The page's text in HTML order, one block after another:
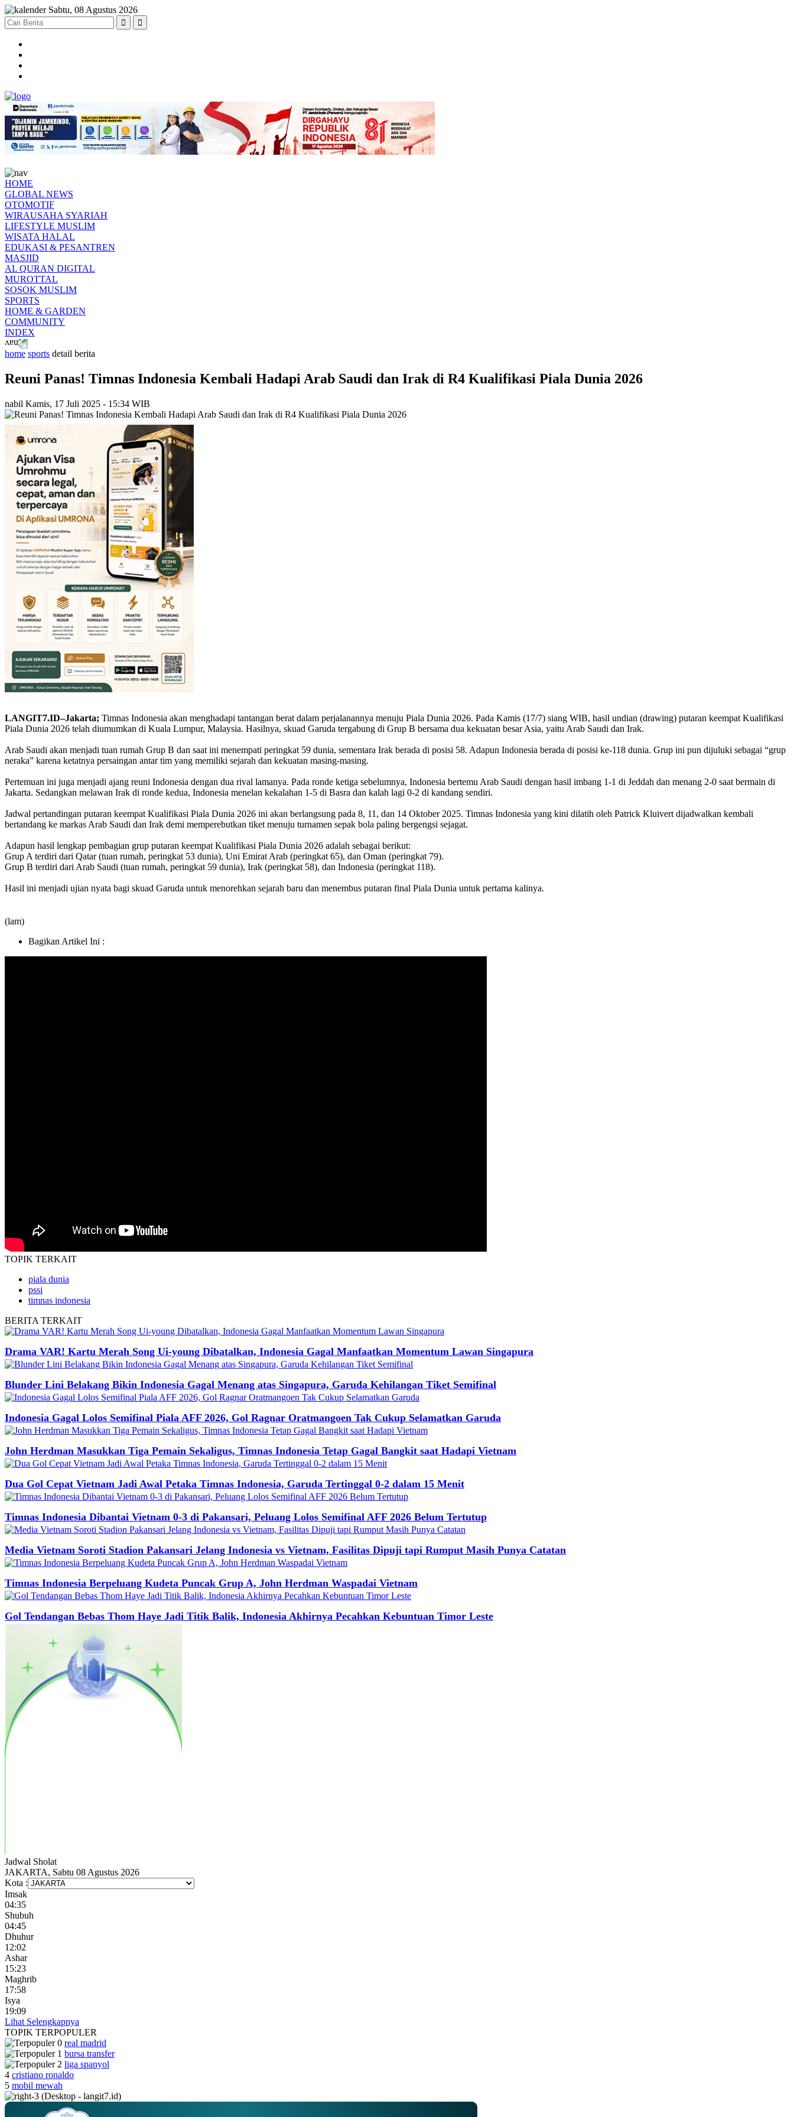
Sabtu, 08 Agustus 2026
HOME
GLOBAL NEWS
OTOMOTIF
WIRAUSAHA SYARIAH
LIFESTYLE MUSLIM
WISATA HALAL
EDUKASI & PESANTREN
MASJID
AL QURAN DIGITAL
MUROTTAL
SOSOK MUSLIM
SPORTS
HOME & GARDEN
COMMUNITY
INDEX
home sports detail berita
Reuni Panas! Timnas Indonesia Kembali Hadapi Arab Saudi dan Irak di R4 Kualifikasi Piala Dunia 2026
nabil Kamis, 17 Juli 2025 - 15:34 WIB
LANGIT7.ID–Jakarta; Timnas Indonesia akan menghadapi tantangan berat dalam perjalanannya menuju Piala Dunia 2026. Pada Kamis (17/7) siang WIB, hasil undian (drawing) putaran keempat Kualifikasi
Piala Dunia 2026 telah diumumkan di Kuala Lumpur, Malaysia. Hasilnya, skuad Garuda tergabung di Grup B bersama dua kekuatan besar Asia, yaitu Arab Saudi dan Irak.
Arab Saudi akan menjadi tuan rumah Grup B dan saat ini menempati peringkat 59 dunia, sementara Irak berada di posisi 58. Adapun Indonesia berada di posisi ke-118 dunia. Grup ini pun dijuluki sebagai “grup
neraka” karena ketatnya persaingan antar tim yang memiliki sejarah dan kekuatan masing-masing.
Pertemuan ini juga menjadi ajang reuni Indonesia dengan dua rival lamanya. Pada ronde ketiga sebelumnya, Indonesia bertemu Arab Saudi dengan hasil imbang 1-1 di Jeddah dan menang 2-0 saat bermain di
Jakarta. Sedangkan melawan Irak di ronde kedua, Indonesia menelan kekalahan 1-5 di Basra dan kalah lagi 0-2 di kandang sendiri.
Jadwal pertandingan putaran keempat Kualifikasi Piala Dunia 2026 ini akan berlangsung pada 8, 11, dan 14 Oktober 2025. Timnas Indonesia yang kini dilatih oleh Patrick Kluivert dijadwalkan kembali
bertandang ke markas Arab Saudi dan Irak demi memperebutkan tiket menuju turnamen sepak bola paling bergengsi sejagat.
Adapun hasil lengkap pembagian grup putaran keempat Kualifikasi Piala Dunia 2026 adalah sebagai berikut:
Grup A terdiri dari Qatar (tuan rumah, peringkat 53 dunia), Uni Emirat Arab (peringkat 65), dan Oman (peringkat 79).
Grup B terdiri dari Arab Saudi (tuan rumah, peringkat 59 dunia), Irak (peringkat 58), dan Indonesia (peringkat 118).
Hasil ini menjadi ujian nyata bagi skuad Garuda untuk menorehkan sejarah baru dan menembus putaran final Piala Dunia untuk pertama kalinya.
(lam)
Bagikan Artikel Ini :
TOPIK TERKAIT
piala dunia
pssi
timnas indonesia
BERITA TERKAIT
Drama VAR! Kartu Merah Song Ui-young Dibatalkan, Indonesia Gagal Manfaatkan Momentum Lawan Singapura
Blunder Lini Belakang Bikin Indonesia Gagal Menang atas Singapura, Garuda Kehilangan Tiket Semifinal
Indonesia Gagal Lolos Semifinal Piala AFF 2026, Gol Ragnar Oratmangoen Tak Cukup Selamatkan Garuda
John Herdman Masukkan Tiga Pemain Sekaligus, Timnas Indonesia Tetap Gagal Bangkit saat Hadapi Vietnam
Dua Gol Cepat Vietnam Jadi Awal Petaka Timnas Indonesia, Garuda Tertinggal 0-2 dalam 15 Menit
Timnas Indonesia Dibantai Vietnam 0-3 di Pakansari, Peluang Lolos Semifinal AFF 2026 Belum Tertutup
Media Vietnam Soroti Stadion Pakansari Jelang Indonesia vs Vietnam, Fasilitas Dipuji tapi Rumput Masih Punya Catatan
Timnas Indonesia Berpeluang Kudeta Puncak Grup A, John Herdman Waspadai Vietnam
Gol Tendangan Bebas Thom Haye Jadi Titik Balik, Indonesia Akhirnya Pecahkan Kebuntuan Timor Leste
Jadwal Sholat
JAKARTA, Sabtu 08 Agustus 2026
Kota :
Imsak
04:35
Shubuh
04:45
Dhuhur
12:02
Ashar
15:23
Maghrib
17:58
Isya
19:09
Lihat Selengkapnya
TOPIK TERPOPULER
real madrid
bursa transfer
liga spanyol
4 cristiano ronaldo
5 mobil mewah